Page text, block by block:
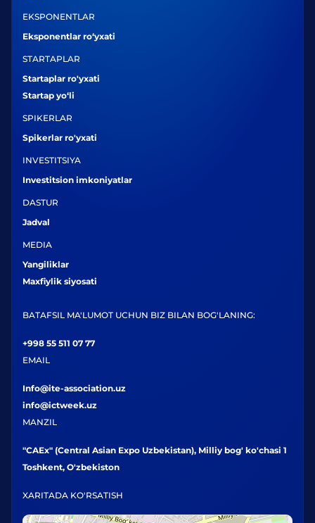
EKSPONENTLAR
Eksponentlar ro‘yxati
STARTAPLAR
Startaplar ro'yxati
Startap yo‘li
SPIKERLAR
Spikerlar ro'yxati
INVESTITSIYA
Investitsion imkoniyatlar
DASTUR
Jadval
MEDIA
Yangiliklar
Maxfiylik siyosati
BATAFSIL MA'LUMOT UCHUN BIZ BILAN BOG'LANING:
+998 55 511 07 77
EMAIL
Info@ite-association.uz
info@ictweek.uz
MANZIL
"CAEx" (Central Asian Expo Uzbekistan), Milliy bog' ko'chasi 1
Toshkent, O'zbekiston
XARITADA KO'RSATISH